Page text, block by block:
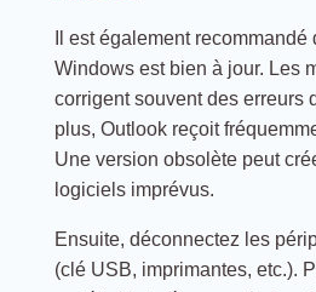
Il est également
Windows est bien à jour. Les
corrigent souvent des erreurs
plus, Outlook reçoit
Une version obsolète peut
logiciels imprévus.
Ensuite, déconnectez les
(clé USB, imprimantes, etc.).